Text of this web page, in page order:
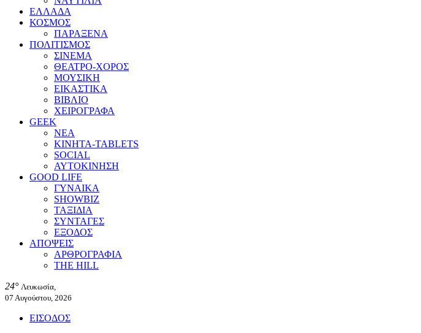
ΕΛΛΑΔΑ
ΚΟΣΜΟΣ
ΠΑΡΑΞΕΝΑ
ΠΟΛΙΤΙΣΜΟΣ
ΣΙΝΕΜΑ
ΘΕΑΤΡΟ-ΧΟΡΟΣ
ΜΟΥΣΙΚΗ
ΕΙΚΑΣΤΙΚΑ
ΒΙΒΛΙΟ
ΧΕΙΡΟΓΡΑΦΑ
GEEK
ΝΕΑ
ΚΙΝΗΤΑ-TABLETS
SOCIAL
ΑΥΤΟΚΙΝΗΣΗ
GOOD LIFE
ΓΥΝΑΙΚΑ
SHOWBIZ
ΤΑΞΙΔΙΑ
ΣΥΝΤΑΓΕΣ
ΕΞΟΔΟΣ
ΑΠΟΨΕΙΣ
ΑΡΘΡΟΓΡΑΦΙΑ
THE HILL
24° Λευκωσία,
07 Αυγούστου, 2026
ΕΙΣΟΔΟΣ